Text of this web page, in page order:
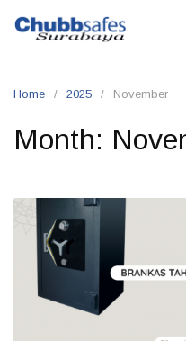
Home 2025 November
Month: